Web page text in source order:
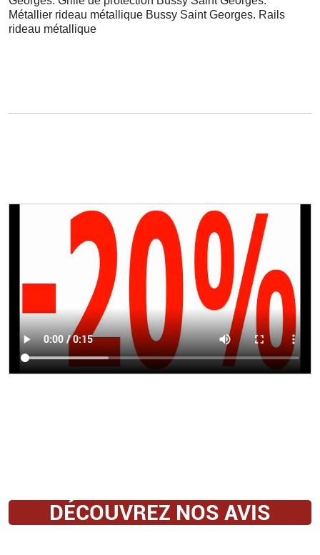
Métallier rideau métallique Bussy Saint Georges. Rails
rideau métallique
DÉCOUVREZ NOS AVIS